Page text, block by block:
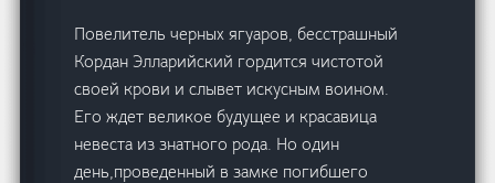
Повелитель черных ягуаров, бесстрашный
Кордан Элларийский гордится чистотой
своей крови и слывет искусным воином.
Его ждет великое будущее и красавица
невеста из знатного рода. Но один
день,проведенный в замке погибшего